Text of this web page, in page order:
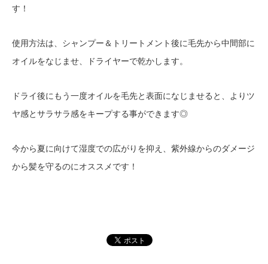
す！
使用方法は、シャンプー＆トリートメント後に毛先から中間部に
オイルをなじませ、ドライヤーで乾かします。
ドライ後にもう一度オイルを毛先と表面になじませると、よりツ
ヤ感とサラサラ感をキープする事ができます◎
今から夏に向けて湿度での広がりを抑え、紫外線からのダメージ
から髪を守るのにオススメです！